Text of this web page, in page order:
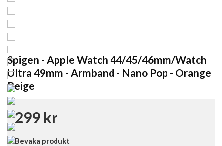
Spigen - Apple Watch 44/45/46mm/Watch
Ultra 49mm - Armband - Nano Pop - Orange
Beige
299 kr
Bevaka produkt